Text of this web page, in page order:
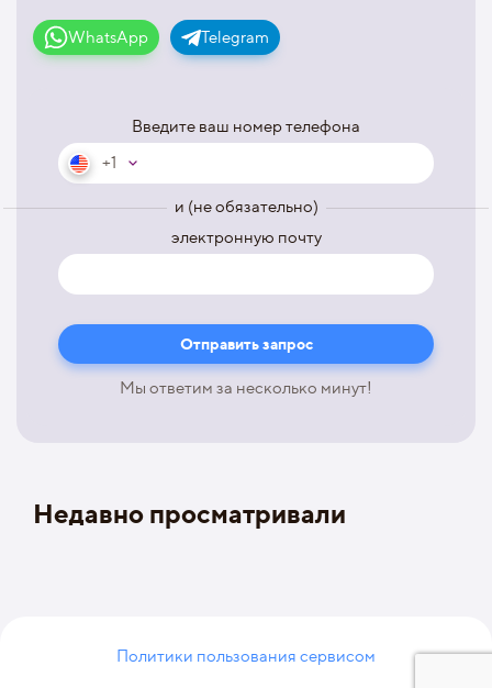
WhatsApp Telegram
Введите ваш номер телефона
+1
и (не обязательно)
электронную почту
Мы ответим за несколько минут!
Недавно просматривали
Политики пользования сервисом